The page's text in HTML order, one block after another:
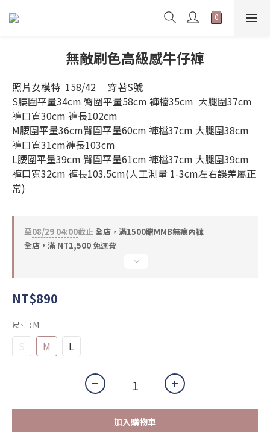
無敵刷色高級感牛仔褲
照片女模特  158/42     穿著S號
S腰圍平量34cm 臀圍平量58cm 褲檔35cm  大腿圍37cm
褲口寬30cm 褲長102cm
M腰圍平量36cm臀圍平量60cm 褲檔37cm 大腿圍38cm
褲口寬31cm褲長103cm
L腰圍平量39cm 臀圍平量61cm 褲檔37cm 大腿圍39cm
褲口寬32cm 褲長103.5cm(人工測量 1-3cm左右誤差屬正
常)
至08/29 04:00截止全店，滿1500贈MMB無痕內褲
全店，滿 NT1,500 免運費
NT$890
尺寸 : M
S M L
加入購物車